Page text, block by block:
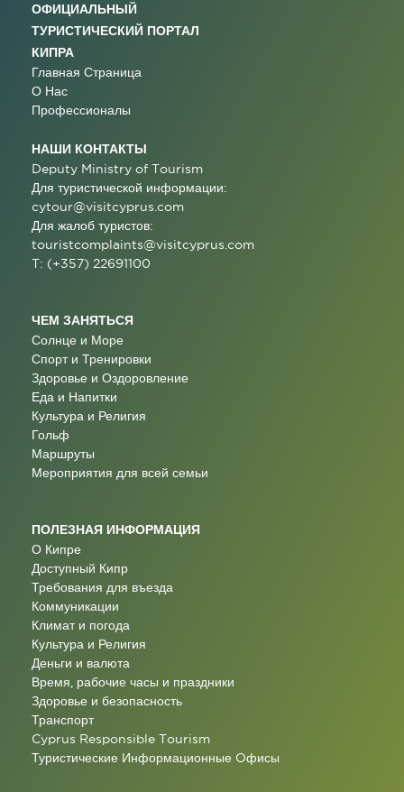
ОФИЦИАЛЬНЫЙ
ТУРИСТИЧЕСКИЙ ПОРТАЛ
КИПРА
Главная Страница
О Нас
Профессионалы
НАШИ КОНТАКТЫ
Deputy Ministry of Tourism
Для туристической информации:
cytour@visitcyprus.com
Для жалоб туристов:
touristcomplaints@visitcyprus.com
T: (+357) 22691100
ЧЕМ ЗАНЯТЬСЯ
Солнце и Море
Спорт и Тренировки
Здоровье и Оздоровление
Еда и Напитки
Культура и Религия
Гольф
Маршруты
Мероприятия для всей семьи
ПОЛЕЗНАЯ ИНФОРМАЦИЯ
О Кипре
Доступный Кипр
Требования для въезда
Коммуникации
Климат и погода
Культура и Религия
Деньги и валюта
Время, рабочие часы и праздники
Здоровье и безопасность
Транспорт
Cyprus Responsible Tourism
Туристические Информационные Oфисы